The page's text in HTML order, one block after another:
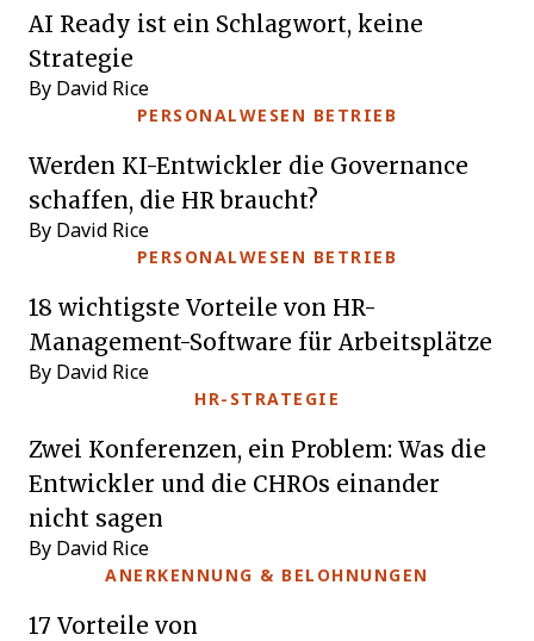
AI Ready ist ein Schlagwort, keine
Strategie
By David Rice
PERSONALWESEN BETRIEB
Werden KI-Entwickler die Governance
schaffen, die HR braucht?
By David Rice
PERSONALWESEN BETRIEB
18 wichtigste Vorteile von HR-
Management-Software für Arbeitsplätze
By David Rice
HR-STRATEGIE
Zwei Konferenzen, ein Problem: Was die
Entwickler und die CHROs einander
nicht sagen
By David Rice
ANERKENNUNG & BELOHNUNGEN
17 Vorteile von